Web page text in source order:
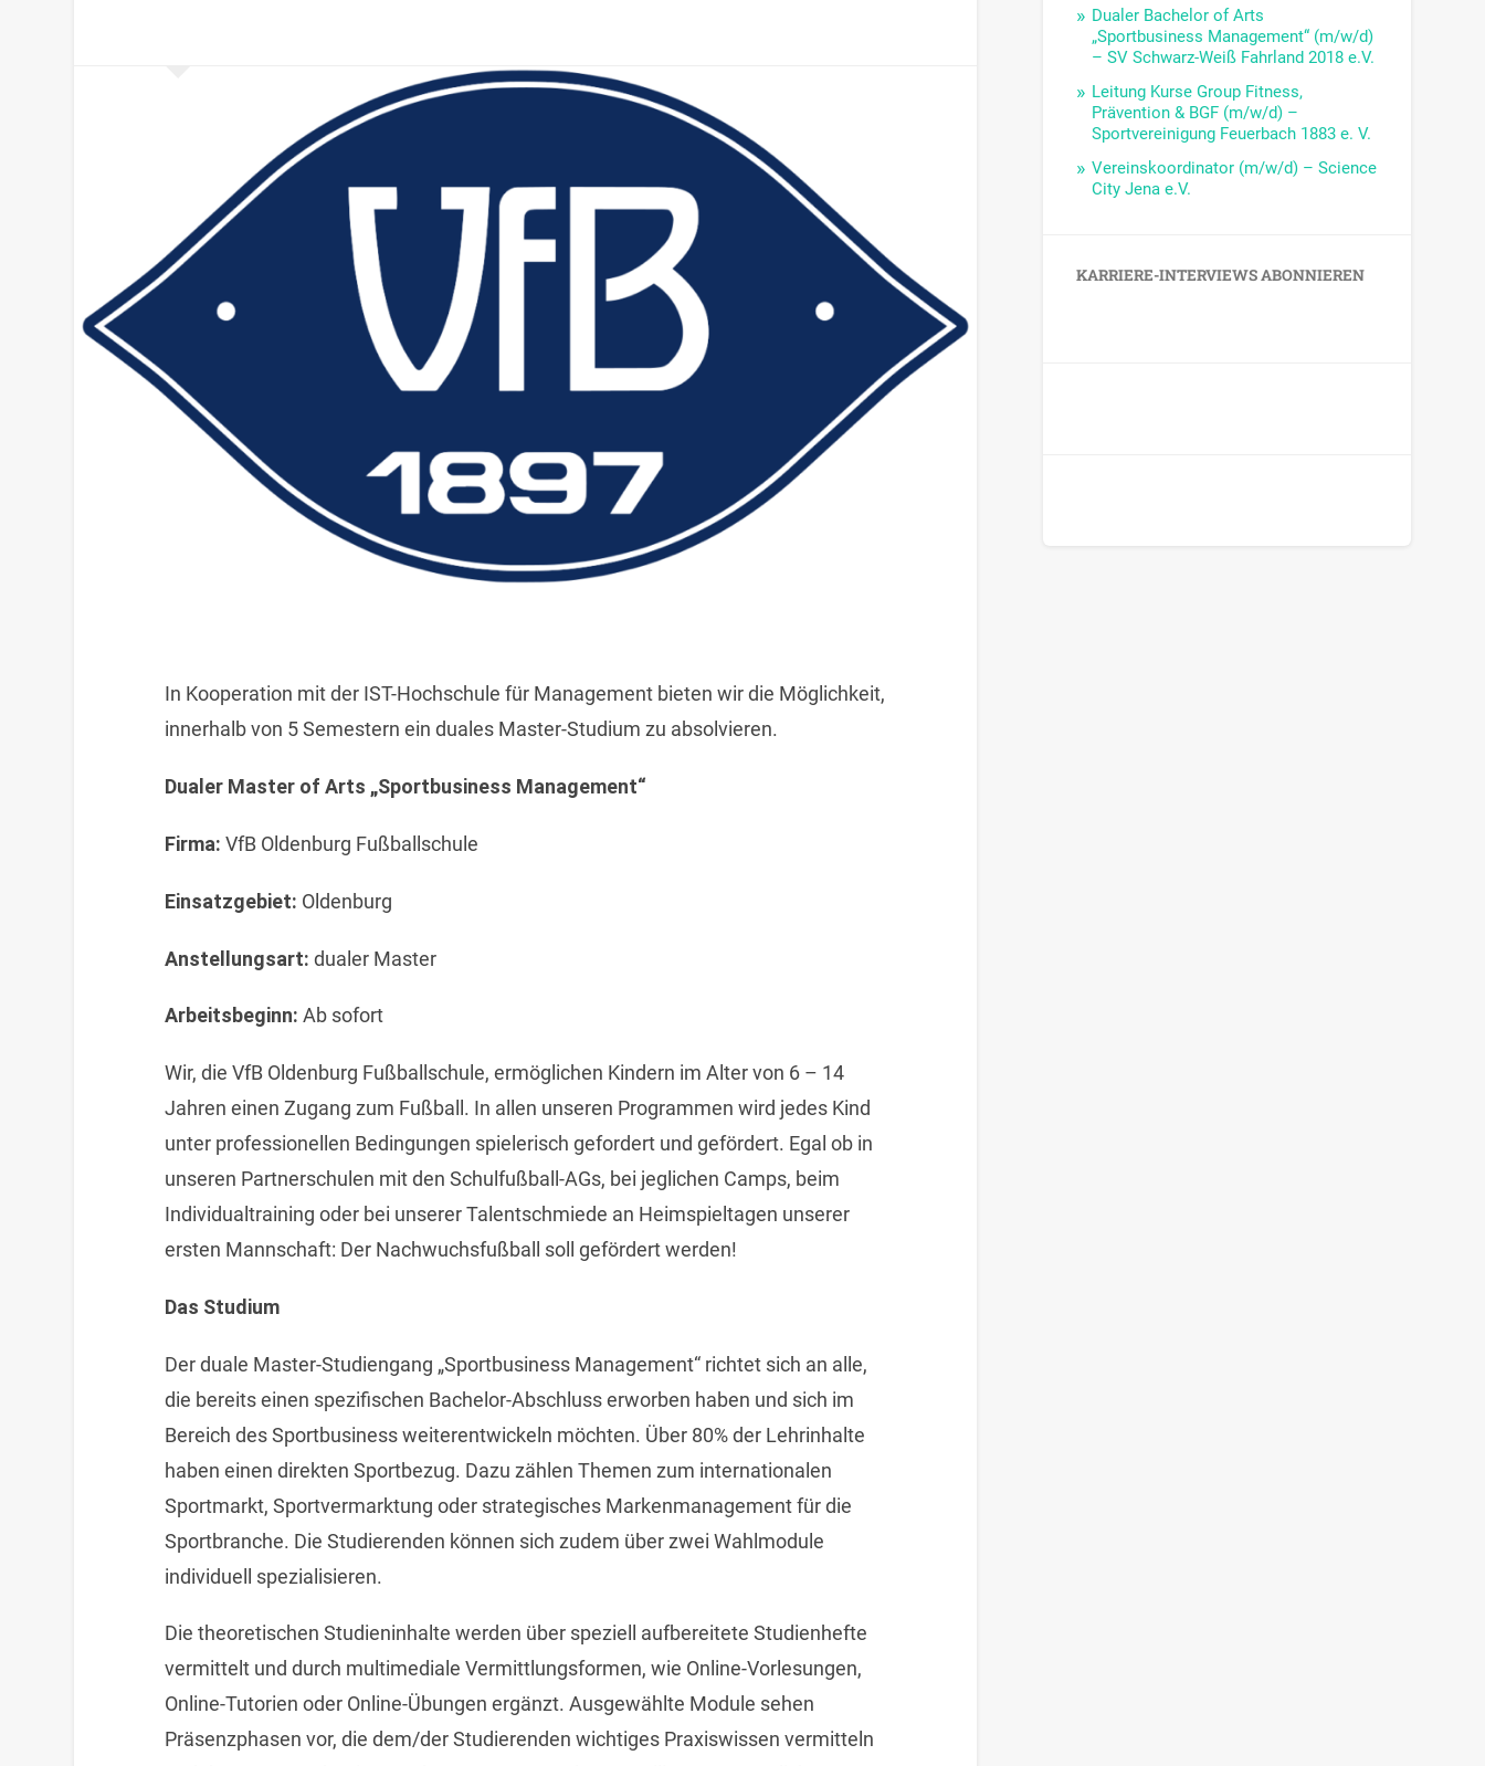
In Kooperation mit der IST-Hochschule für Management bieten wir die Möglichkeit,
innerhalb von 5 Semestern ein duales Master-Studium zu absolvieren.
Dualer Master of Arts „Sportbusiness Management“
Firma: VfB Oldenburg Fußballschule
Einsatzgebiet: Oldenburg
Anstellungsart: dualer Master
Arbeitsbeginn: Ab sofort
Wir, die VfB Oldenburg Fußballschule, ermöglichen Kindern im Alter von 6 – 14
Jahren einen Zugang zum Fußball. In allen unseren Programmen wird jedes Kind
unter professionellen Bedingungen spielerisch gefordert und gefördert. Egal ob in
unseren Partnerschulen mit den Schulfußball-AGs, bei jeglichen Camps, beim
Individualtraining oder bei unserer Talentschmiede an Heimspieltagen unserer
ersten Mannschaft: Der Nachwuchsfußball soll gefördert werden!
Das Studium
Der duale Master-Studiengang „Sportbusiness Management“ richtet sich an alle,
die bereits einen spezifischen Bachelor-Abschluss erworben haben und sich im
Bereich des Sportbusiness weiterentwickeln möchten. Über 80% der Lehrinhalte
haben einen direkten Sportbezug. Dazu zählen Themen zum internationalen
Sportmarkt, Sportvermarktung oder strategisches Markenmanagement für die
Sportbranche. Die Studierenden können sich zudem über zwei Wahlmodule
individuell spezialisieren.
Die theoretischen Studieninhalte werden über speziell aufbereitete Studienhefte
vermittelt und durch multimediale Vermittlungsformen, wie Online-Vorlesungen,
Online-Tutorien oder Online-Übungen ergänzt. Ausgewählte Module sehen
Präsenzphasen vor, die dem/der Studierenden wichtiges Praxiswissen vermitteln
Dualer Bachelor of Arts
„Sportbusiness Management“ (m/w/d)
– SV Schwarz-Weiß Fahrland 2018 e.V.
Leitung Kurse Group Fitness,
Prävention & BGF (m/w/d) –
Sportvereinigung Feuerbach 1883 e. V.
Vereinskoordinator (m/w/d) – Science
City Jena e.V.
KARRIERE-INTERVIEWS ABONNIEREN